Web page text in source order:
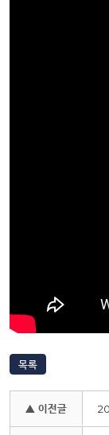
목록
▲ 이전글